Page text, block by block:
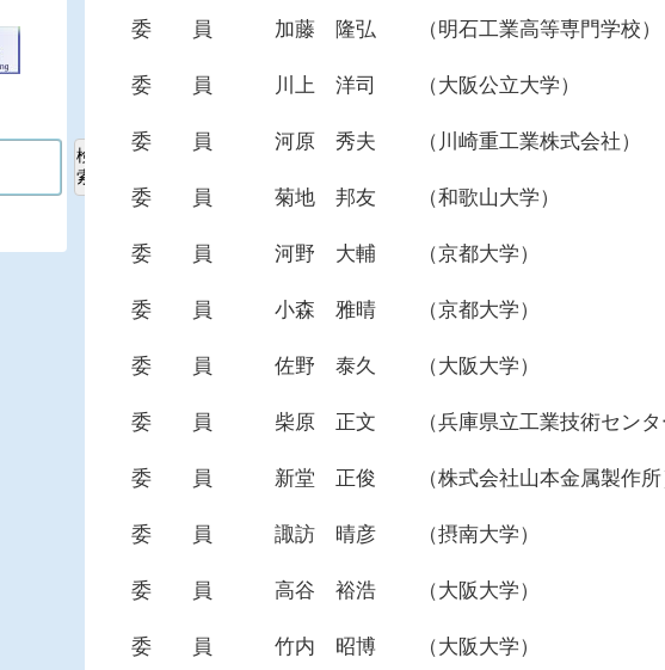
委 員 加藤 隆弘 （明石工業高等専門学校）
委 員 川上 洋司 （大阪公立大学）
委 員 河原 秀夫 （川崎重工業株式会社）
委 員 菊地 邦友 （和歌山大学）
委 員 河野 大輔 （京都大学）
委 員 小森 雅晴 （京都大学）
委 員 佐野 泰久 （大阪大学）
委 員 柴原 正文 （兵庫県立工業技術セン
委 員 新堂 正俊 （株式会社山本金属製作
委 員 諏訪 晴彦 （摂南大学）
委 員 高谷 裕浩 （大阪大学）
委 員 竹内 昭博 （大阪大学）
検
索